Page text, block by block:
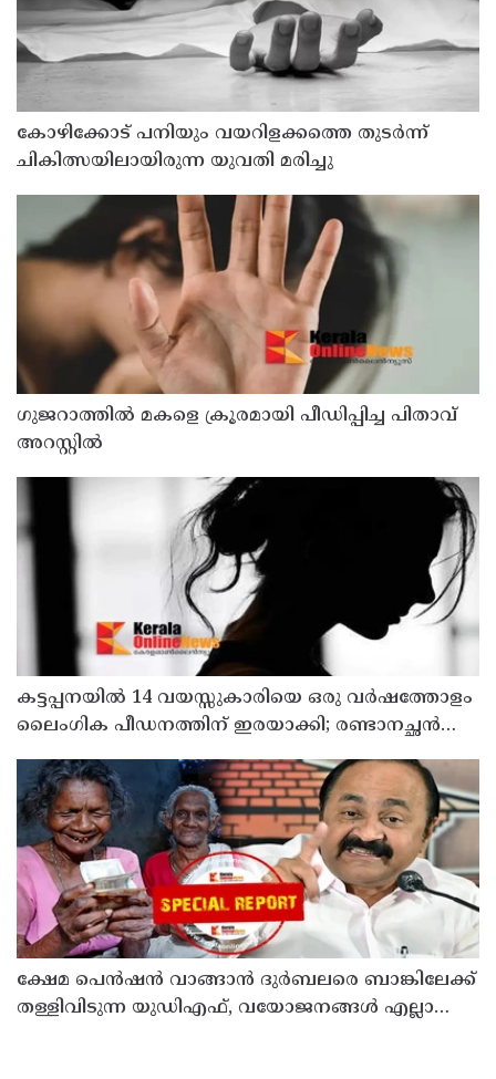
കോഴിക്കോട് പനിയും വയറിളക്കത്തെ തുടര്‍ന്ന്
ചികിത്സയിലായിരുന്ന യുവതി മരിച്ചു
ഗുജറാത്തില്‍ മകളെ ക്രൂരമായി പീഡിപ്പിച്ച പിതാവ്
അറസ്റ്റില്‍
കട്ടപ്പനയില്‍ 14 വയസ്സുകാരിയെ ഒരു വര്‍ഷത്തോളം
ലൈംഗിക പീഡനത്തിന് ഇരയാക്കി; രണ്ടാനച്ഛൻ
പിടിയില്‍
ക്ഷേമ പെന്‍ഷന്‍ വാങ്ങാന്‍ ദുര്‍ബലരെ ബാങ്കിലേക്ക്
തള്ളിവിടുന്ന യുഡിഎഫ്, വയോജനങ്ങള്‍ എല്ലാ